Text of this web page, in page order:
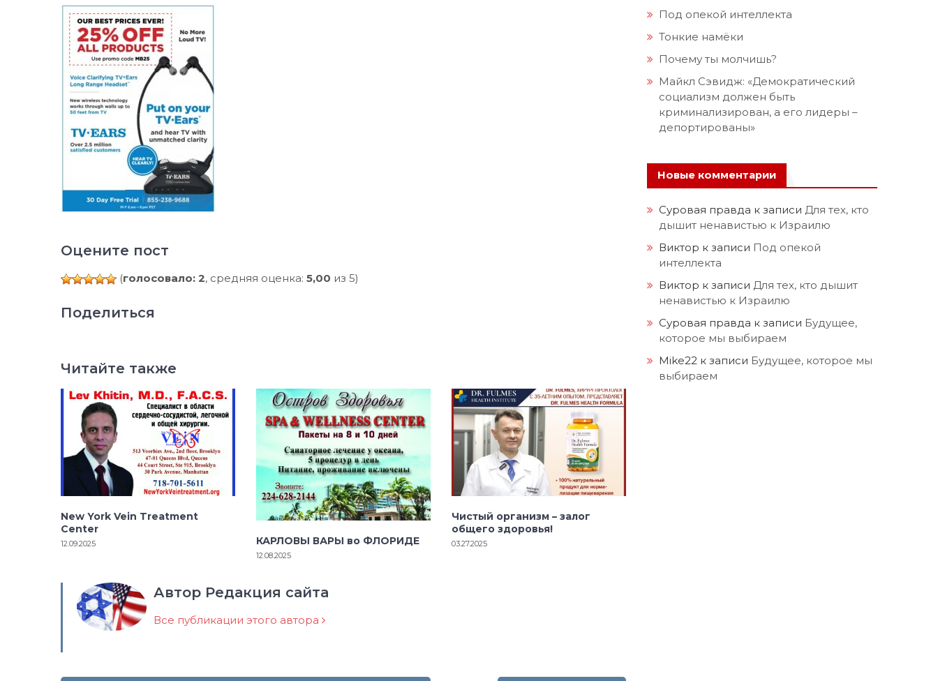
Оцените пост
(голосовало: 2, средняя оценка: 5,00 из 5)
Поделиться
Читайте также
New York Vein Treatment
Center
12.09.2025 КАРЛОВЫ ВАРЫ во ФЛОРИДЕ
12.08.2025
Чистый организм – залог
общего здоровья!
03.27.2025
Автор Редакция сайта
Все публикации этого автора
Под опекой интеллекта
Тонкие намёки
Почему ты молчишь?
Майкл Сэвидж: «Демократический
социализм должен быть
криминализирован, а его лидеры –
депортированы»
Новые комментарии
Суровая правда к записи Для тех, кто
дышит ненавистью к Израилю
Виктор к записи Под опекой
интеллекта
Виктор к записи Для тех, кто дышит
ненавистью к Израилю
Суровая правда к записи Будущее,
которое мы выбираем
Mike22 к записи Будущее, которое мы
выбираем